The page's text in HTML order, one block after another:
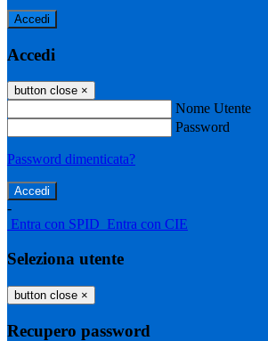
Accedi
Accedi
button close ×
Nome Utente
Password
Password dimenticata?
-
Entra con SPID Entra con CIE
Seleziona utente
button close ×
Recupero password